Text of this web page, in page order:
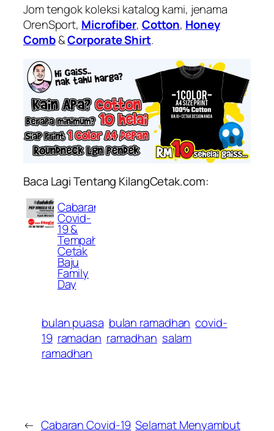
Jom tengok koleksi katalog kami, jenama
OrenSport, Microfiber, Cotton, Honey
Comb&Corporate Shirt.
Baca Lagi Tentang KilangCetak.com:
Cabaran
Covid-
19 &
Tempahan
Cetak
Baju
Family
Day
bulan puasa bulan ramadhan covid-
19 ramadan ramadhan salam
ramadhan
← Cabaran Covid-19 Selamat Menyambut